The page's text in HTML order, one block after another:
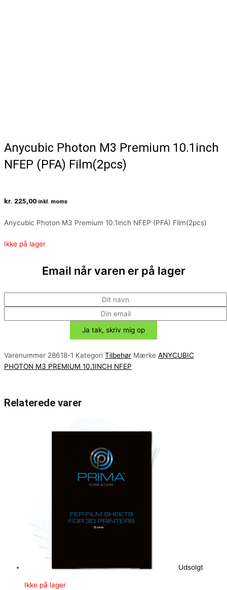
Anycubic Photon M3 Premium 10.1inch
NFEP (PFA) Film(2pcs)
kr. 225,00 inkl. moms
Anycubic Photon M3 Premium 10.1inch NFEP (PFA) Film(2pcs)
Ikke på lager
Email når varen er på lager
Varenummer 28618-1 Kategori Tilbehør Mærke ANYCUBIC
PHOTON M3 PREMIUM 10.1INCH NFEP
Relaterede varer
Udsolgt
Ikke på lager